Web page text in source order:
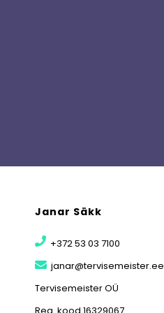
Janar Säkk
+372 53 03 7100
janar@tervisemeister.ee
Tervisemeister OÜ